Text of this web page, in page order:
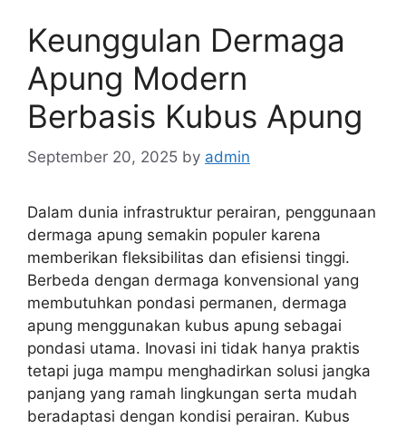
Keunggulan Dermaga
Apung Modern
Berbasis Kubus Apung
September 20, 2025 by admin
Dalam dunia infrastruktur perairan, penggunaan
dermaga apung semakin populer karena
memberikan fleksibilitas dan efisiensi tinggi.
Berbeda dengan dermaga konvensional yang
membutuhkan pondasi permanen, dermaga
apung menggunakan kubus apung sebagai
pondasi utama. Inovasi ini tidak hanya praktis
tetapi juga mampu menghadirkan solusi jangka
panjang yang ramah lingkungan serta mudah
beradaptasi dengan kondisi perairan. Kubus